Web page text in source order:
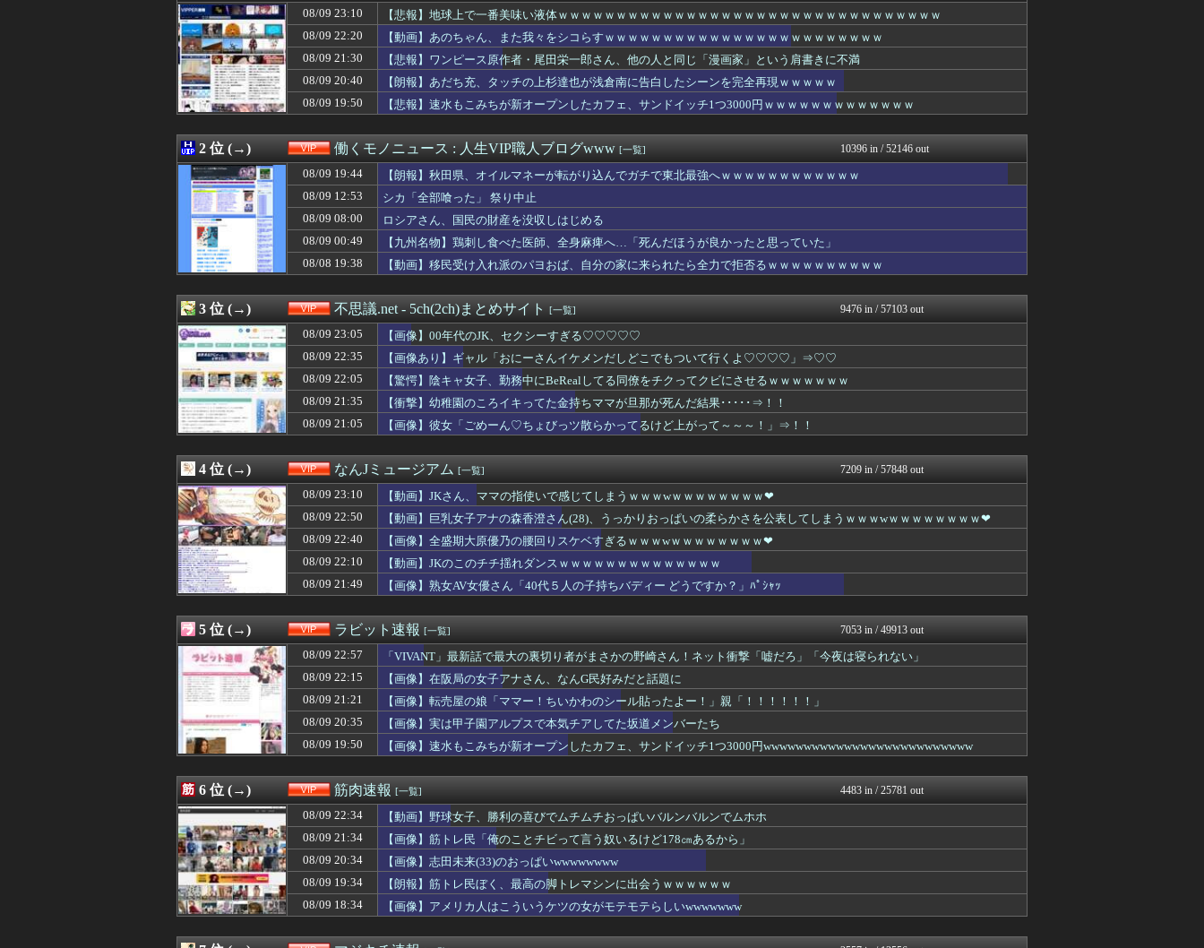
08/09 22:34
【動画】野球女子、勝利の喜びでムチムチおっぱいバルンバルンでムホホ
08/09 22:33
【興奮】ワイ童貞くん、ホテルでバイト先の気の強い巨乳オバちゃん(41)の乳首を...
えっ!?またここのサイト?
08/09 22:32
カードゲーム王者だった遊戯王、いつの間にか売上4位になる
ゴールデンタイムズ
08/09 22:31
【驚愕】女性が求める「普通の男性」の条件がこちらｗｗｗｗｗｗｗ
おうまがタイムズ
08/09 22:30
【画像】吉岡里帆さん、アドリブで相手役俳優の手を取りお胸に押し当てるｗｗｗｗｗ...
【2ch】ニュー速クオリテ...
08/09 22:30
【画像】女の子が性行為の後にして欲しいことがこちら・・・
ぶる速-VIP
08/09 22:30
ワイ、軽貨物ドライバーという職業をしる
あらまめ2ch
08/09 22:27
【朗報】うつ病が治って復職できたらマッマと旅行に行きたい・・・・・・・・・
なんJクエスト
08/09 22:25
【驚愕】ピンサロとかいう3000～5000円でちんちんしゃぶってもらえる場所w...
バズッター速報
08/09 22:23
【衝撃】WEST.重岡大毅さん＆濵田崇裕さんが結婚発表、メンバー過半数が既婚者...
08/09 22:22
車間詰められた時の対処法3選
りぷらい速報
08/09 22:20
【動画】あのちゃん、また我々をシコらすｗｗｗｗｗｗｗｗｗｗｗｗｗｗｗｗｗｗｗｗ...
08/09 22:19
【困惑】靖国神社「軍服コスプレやめろ、“慰霊”の意味考えろ」・・・・・・・・・
08/09 22:18
【衝撃】筋トレ初心者ワイ「5年もやればゴリマッチョやろなぁ…」←これｗｗｗｗｗ
NEWSぽけまとめーる
08/09 22:15
【画像】在阪局の女子アナさん、なんG民好みだと話題に
ラビット速報
08/09 22:15
【朗報】セルフレジ中に後ろでただ立ってる店員さんに時給が発生するのおかしい←3...
なんJクエスト
08/09 22:10
【悲報】お前らがPS6に求めてることって何？ｗｗｗｗｗｗｗｗｗｗ
なんJクエスト
08/09 22:10
【動画】JKのこのチチ揺れダンスｗｗｗｗｗｗｗｗｗｗｗｗｗｗ
なんJミュージアム
08/09 22:09
元ジャンポケ斉藤慎二被告のTikTokライブ、求刑7年直後にうつろな目で高額ギ...
08/09 22:09
【悲報】高野連「暑熱対策で第2試合は13:30プレイボールや！」←こいつら
ぶる速-VIP
08/09 22:08
韓国サッカー協会、W杯で外国人審判に性接待をしていたことがバレて大炎上
ゴールデンタイムズ
08/09 22:06
【画像】爆美女ギャル「彼氏に可愛いって言われたい」美容師「ええ～彼氏さん厳しい...
なんJクエスト
08/09 22:06
【動画】ロシアの少年、姉（14）の水着姿に勃起してしまうｗｗｗｗｗｗ
まにゅそく 2chまとめニ...
08/09 22:05
【驚愕】陰キャ女子、勤務中にBeRealしてる同僚をチクってクビにさせるｗｗｗ...
不思議.net - 5ch...
08/09 22:05
【特攻隊員の本音】「ああァ、だまされちゃった。今度生れる時はアメリカへ生れるぞ...
08/09 22:03
【わかる】夕美しおんってセクシー女優好きなんだけどさ
Zチャンネル＠VIP
08/09 22:02
【画像】令和最新版・あのちゃん
いたしん！
08/09 22:01
【驚愕】悠仁さま「『さま』は付けないで欲しいです。『悠仁』と呼んでください」ｗ...
08/09 22:00
【悲報】子持ちパパ「残念！実はゲイでしたw」"既婚ゲイ"の被害、広がる……
キニ速
08/09 22:00
ロシアさん、国民の財産を没収しはじめる
あらまめ2ch
08/09 22:00
【悲報】ケニアのスイカ、あまりにも薄過ぎるwww
08/09 21:55
鶏刺しを食べたお医者さん、ギラン・バレー症候群で全身麻痺 今でも車いす生活
08/09 21:49
【画像】熟女AV女優さん「40代５人の子持ちバディー どうですか？」ﾊﾟｼｬｯ
なんJミュージアム
08/09 21:47
挨拶できない子
08/09 21:44
【画像】いとももさんの生腋画像が…
妹はVIPPER
08/09 21:43
【俳優】中沢元紀さんが気になる（語りたい）
ガールズVIPまとめ
08/09 21:41
「そうめんともう一品」何にする？
ガールズVIPまとめ
08/09 21:41
【古今東西】偉人の名言
ガールズVIPまとめ
08/09 21:41
スーパーあるある言いたい
ガールズVIPまとめ
08/09 21:40
【画像】ベトナムのJKさん、下着が透け透けｗｗｗwｗｗｗｗｗｗｗｗ❤
08/09 21:39
66歳「年金も入ってくる年齢だし勉強するのにちょうどいいかなって」。司法試験合...
08/09 21:39
旦那の好きなところ、嫌なところ
ガールズVIPまとめ
08/09 21:35
【衝撃】幼稚園のころイキってた金持ちママが旦那が死んだ結果･････⇒！！
不思議.net - 5ch...
08/09 21:35
「おにぎりリヤカー」の美女、ついに実店舗をオープン！！
08/09 21:34
【画像】筋トレ民「俺のことチビって言う奴いるけど178㎝あるから」
筋肉速報
08/09 21:33
【ｼｺ画像】水着の巨乳女さん、興奮して乳首がビンビンになってしまうｗｗｗｗｗｗ...
08/09 21:32
【画像】パン線透けまくってるOLの尻wwwwww
いたしん！
08/09 21:31
【悲報】若槻千夏さん、変わり果てた姿で発見wwwwwww
BIPブログ
08/09 21:31
【悲報】ワイ、年下後輩が他社の人間に俺の名前を言う時に「呼び捨て」にするのが腹...
08/09 21:30
【悲報】ワンピース原作者・尾田栄一郎さん、他の人と同じ「漫画家」という肩書きに...
08/09 21:30
【嗚咽】上司にキャバクラに連れて行かれたワイ、家に帰って泣いてしまうｗｗｗｗｗ...
キニ速
08/09 21:30
1年間エアコン壊れた車ｖｓ1年間マニュアル車
08/09 21:27
【画像】温泉の中でこれやる奴ｗｗｗｗ
ぶる速-VIP
08/09 23:10
【悲報】地球上で一番美味い液体ｗｗｗｗｗｗｗｗｗｗｗｗｗｗｗｗｗｗｗｗｗｗｗｗｗｗｗｗｗｗｗｗｗ
08/09 22:20
【動画】あのちゃん、また我々をシコらすｗｗｗｗｗｗｗｗｗｗｗｗｗｗｗｗｗｗｗｗｗｗｗｗ
08/09 21:30
【悲報】ワンピース原作者・尾田栄一郎さん、他の人と同じ「漫画家」という肩書きに不満
08/09 20:40
【朗報】あだち充、タッチの上杉達也が浅倉南に告白したシーンを完全再現ｗｗｗｗｗ
08/09 19:50
【悲報】速水もこみちが新オープンしたカフェ、サンドイッチ1つ3000円ｗｗｗｗｗｗｗｗｗｗｗｗｗ
2 位 (→) 働くモノニュース : 人生VIP職人ブログwww [一覧] 10396 in / 52146 out
08/09 19:44
【朗報】秋田県、オイルマネーが転がり込んでガチで東北最強へｗｗｗｗｗｗｗｗｗｗｗｗ
08/09 12:53
シカ「全部喰った」 祭り中止
08/09 08:00
ロシアさん、国民の財産を没収しはじめる
08/09 00:49
【九州名物】鶏刺し食べた医師、全身麻痺へ…「死んだほうが良かったと思っていた」
08/08 19:38
【動画】移民受け入れ派のパヨおば、自分の家に来られたら全力で拒否るｗｗｗｗｗｗｗｗｗｗ
3 位 (→) 不思議.net - 5ch(2ch)まとめサイト [一覧] 9476 in / 57103 out
08/09 23:05
【画像】00年代のJK、セクシーすぎる♡♡♡♡♡
08/09 22:35
【画像あり】ギャル「おにーさんイケメンだしどこでもついて行くよ♡♡♡♡」⇒♡♡
08/09 22:05
【驚愕】陰キャ女子、勤務中にBeRealしてる同僚をチクってクビにさせるｗｗｗｗｗｗｗ
08/09 21:35
【衝撃】幼稚園のころイキってた金持ちママが旦那が死んだ結果･････⇒！！
08/09 21:05
【画像】彼女「ごめーん♡ちょびっツ散らかってるけど上がって～～～！」⇒！！
4 位 (→) なんJミュージアム [一覧] 7209 in / 57848 out
08/09 23:10
【動画】JKさん、ママの指使いで感じてしまうｗｗｗwｗｗｗｗｗｗｗｗ❤
08/09 22:50
【動画】巨乳女子アナの森香澄さん(28)、うっかりおっぱいの柔らかさを公表してしまうｗｗｗwｗｗｗｗｗｗｗｗ❤
08/09 22:40
【画像】全盛期大原優乃の腰回りスケベすぎるｗｗｗwｗｗｗｗｗｗｗｗ❤
08/09 22:10
【動画】JKのこのチチ揺れダンスｗｗｗｗｗｗｗｗｗｗｗｗｗｗ
08/09 21:49
【画像】熟女AV女優さん「40代５人の子持ちバディー どうですか？」ﾊﾟｼｬｯ
5 位 (→) ラビット速報 [一覧] 7053 in / 49913 out
08/09 22:57
「VIVANT」最新話で最大の裏切り者がまさかの野崎さん！ネット衝撃「嘘だろ」「今夜は寝られない」
08/09 22:15
【画像】在阪局の女子アナさん、なんG民好みだと話題に
08/09 21:21
【画像】転売屋の娘「ママー！ちいかわのシール貼ったよー！」親「！！！！！！」
08/09 20:35
【画像】実は甲子園アルプスで本気チアしてた坂道メンバーたち
08/09 19:50
【画像】速水もこみちが新オープンしたカフェ、サンドイッチ1つ3000円wwwwwwwwwwwwwwwwwwwwwwwwww
6 位 (→) 筋肉速報 [一覧] 4483 in / 25781 out
08/09 22:34
【動画】野球女子、勝利の喜びでムチムチおっぱいバルンバルンでムホホ
08/09 21:34
【画像】筋トレ民「俺のことチビって言う奴いるけど178㎝あるから」
08/09 20:34
【画像】志田未来(33)のおっぱいwwwwwwww
08/09 19:34
【朗報】筋トレ民ぼく、最高の脚トレマシンに出会うｗｗｗｗｗｗ
08/09 18:34
【画像】アメリカ人はこういうケツの女がモテモテらしいwwwwwww